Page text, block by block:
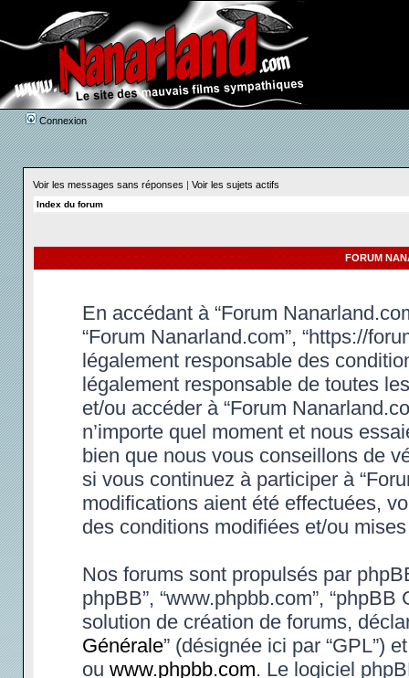
Connexion
Voir les messages sans réponses | Voir les sujets actifs
Index du forum
FORUM
En accédant à “Forum
“Forum Nanarland.com”, “https://
légalement responsable des
légalement responsable de toutes
et/ou accéder à “Forum
n’importe quel moment et nous
bien que nous vous conseillons de
si vous continuez à participer à
modifications aient été effectuées,
des conditions modifiées et/ou
Nos forums sont propulsés par
phpBB”, “www.phpbb.com”,
solution de création de forums,
Générale” (désignée ici par “GPL”)
ou www.phpbb.com. Le logiciel